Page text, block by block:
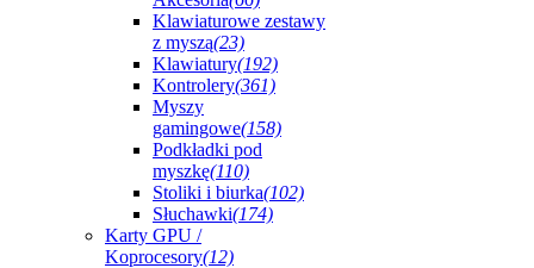
Klawiaturowe zestawy
z myszą(23)
Klawiatury(192)
Kontrolery(361)
Myszy
gamingowe(158)
Podkładki pod
myszkę(110)
Stoliki i biurka(102)
Słuchawki(174)
Karty GPU /
Koprocesory(12)